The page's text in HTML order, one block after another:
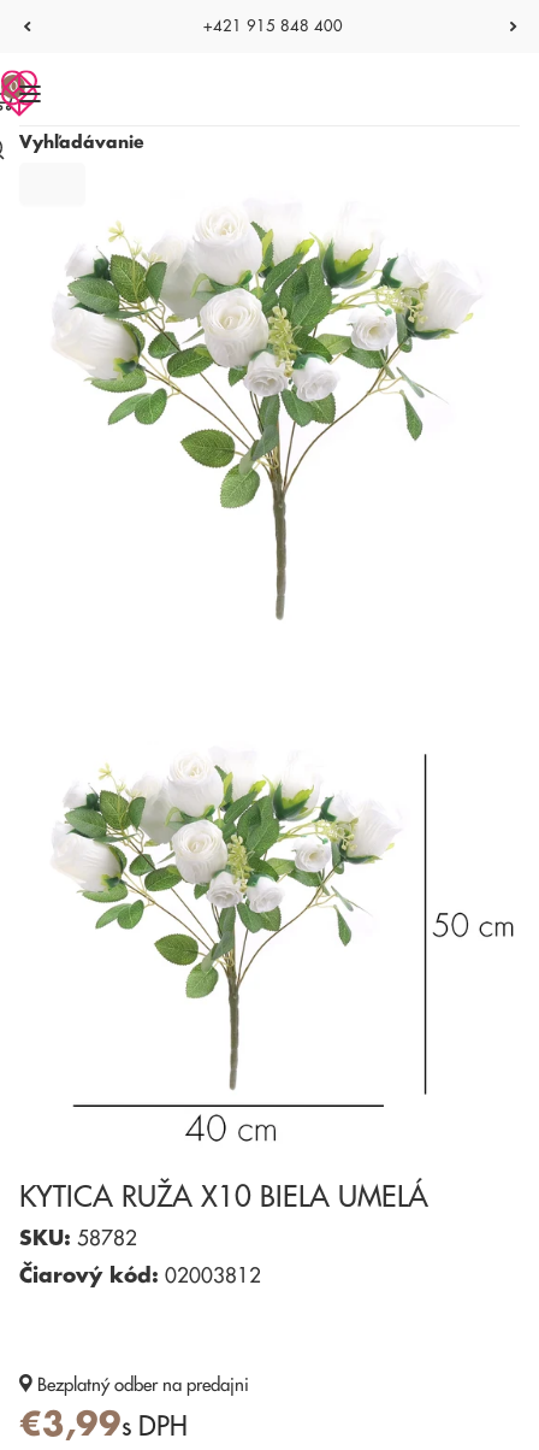
+421 915 848 400
Vyhľadávanie
0
KYTICA RUŽA X10 BIELA UMELÁ
SKU: 58782
Čiarový kód: 02003812
Bezplatný odber na predajni
€3,99s DPH